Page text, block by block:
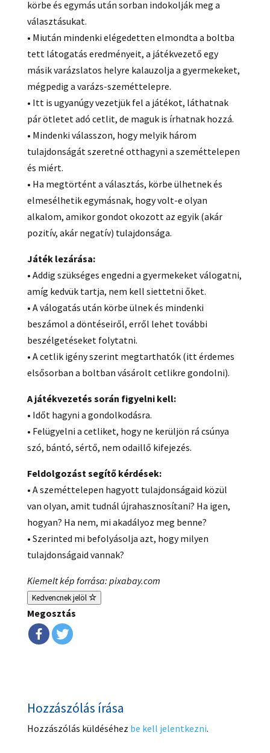
körbe és egymás után sorban indokolják meg a
választásukat.
• Miután mindenki elégedetten elmondta a boltba
tett látogatás eredményeit, a játékvezető egy
másik varázslatos helyre kalauzolja a gyermekeket,
mégpedig a varázs-szeméttelepre.
• Itt is ugyanúgy vezetjük fel a játékot, láthatnak
pár ötletet adó cetlit, de maguk is írhatnak hozzá.
• Mindenki válasszon, hogy melyik három
tulajdonságát szeretné otthagyni a szeméttelepen
és miért.
• Ha megtörtént a választás, körbe ülhetnek és
elmesélhetik egymásnak, hogy volt-e olyan
alkalom, amikor gondot okozott az egyik (akár
pozitív, akár negatív) tulajdonsága.
Játék lezárása:
• Addig szükséges engedni a gyermekeket válogatni,
amíg kedvük tartja, nem kell siettetni őket.
• A válogatás után körbe ülnek és mindenki
beszámol a döntéseiről, erről lehet további
beszélgetéseket folytatni.
• A cetlik igény szerint megtarthatók (itt érdemes
elsősorban a boltban vásárolt cetlikre gondolni).
A játékvezetés során figyelni kell:
• Időt hagyni a gondolkodásra.
• Felügyelni a cetliket, hogy ne kerüljön rá csúnya
szó, bántó, sértő, nem odaillő kifejezés.
Feldolgozást segítő kérdések:
• A szeméttelepen hagyott tulajdonságaid közül
van olyan, amit tudnál újrahasznosítani? Ha igen,
hogyan? Ha nem, mi akadályoz meg benne?
• Szerinted mi befolyásolja azt, hogy milyen
tulajdonságaid vannak?
Kiemelt kép forrása: pixabay.com
Kedvencnek jelöl
Megosztás
Hozzászólás írása
Hozzászólás küldéséhez be kell jelentkezni.